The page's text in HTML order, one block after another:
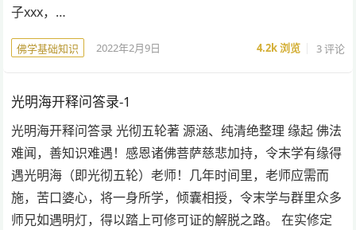
子xxx，…
佛学基础知识 2022年2月9日 4.2k浏览 3 评论
光明海开释问答录-1
光明海开释问答录 光彻五轮著 源涵、纯清绝整理 缘起 佛法
难闻，善知识难遇！感恩诸佛菩萨慈悲加持，令末学有缘得
遇光明海（即光彻五轮）老师！几年时间里，老师应需而
施，苦口婆心，将一身所学，倾囊相授，令末学与群里众多
师兄如遇明灯，得以踏上可修可证的解脱之路。 在实修定